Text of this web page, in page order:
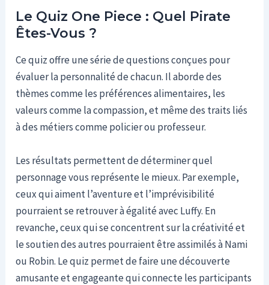
Le Quiz One Piece : Quel Pirate
Êtes-Vous ?
Ce quiz offre une série de questions conçues pour
évaluer la personnalité de chacun. Il aborde des
thèmes comme les préférences alimentaires, les
valeurs comme la compassion, et même des traits liés
à des métiers comme policier ou professeur.
Les résultats permettent de déterminer quel
personnage vous représente le mieux. Par exemple,
ceux qui aiment l’aventure et l’imprévisibilité
pourraient se retrouver à égalité avec Luffy. En
revanche, ceux qui se concentrent sur la créativité et
le soutien des autres pourraient être assimilés à Nami
ou Robin. Le quiz permet de faire une découverte
amusante et engageante qui connecte les participants